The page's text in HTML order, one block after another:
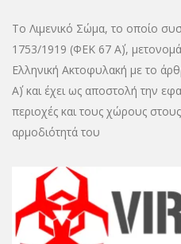
Το Λιμενικό Σώμα, το οποίο
1753/1919 (ΦΕΚ 67 Α΄),
Ελληνική Ακτοφυλακή με το
Α΄) και έχει ως αποστολή την
περιοχές και τους χώρους
αρμοδιότητά του